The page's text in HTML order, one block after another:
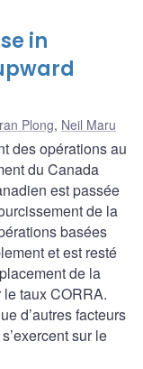
in
Plong, Neil Maru
des opérations au
du Canada
est passée
de la
basées
et est resté
de la
taux CORRA.
d’autres facteurs
sur le